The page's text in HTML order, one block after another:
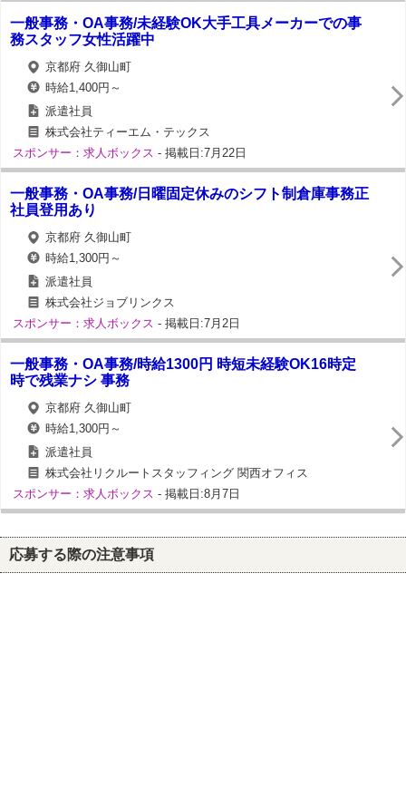
一般事務・OA事務/未経験OK大手工具メーカーでの事
務スタッフ女性活躍中
京都府 久御山町
時給1,400円～
派遣社員
株式会社ティーエム・テックス
スポンサー：求人ボックス - 掲載日:7月22日
一般事務・OA事務/日曜固定休みのシフト制倉庫事務正
社員登用あり
京都府 久御山町
時給1,300円～
派遣社員
株式会社ジョブリンクス
スポンサー：求人ボックス - 掲載日:7月2日
一般事務・OA事務/時給1300円 時短未経験OK16時定
時で残業ナシ 事務
京都府 久御山町
時給1,300円～
派遣社員
株式会社リクルートスタッフィング 関西オフィス
スポンサー：求人ボックス - 掲載日:8月7日
応募する際の注意事項